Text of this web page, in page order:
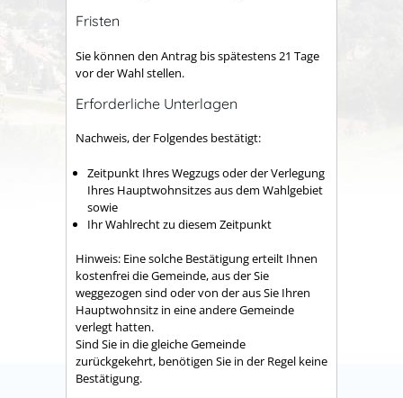
Fristen
Sie können den Antrag bis spätestens 21 Tage
vor der Wahl stellen.
Erforderliche Unterlagen
Nachweis, der Folgendes bestätigt:
Zeitpunkt Ihres Wegzugs oder der Verlegung
Ihres Hauptwohnsitzes aus dem Wahlgebiet
sowie
Ihr Wahlrecht zu diesem Zeitpunkt
Hinweis: Eine solche Bestätigung erteilt Ihnen
kostenfrei die Gemeinde, aus der Sie
weggezogen sind oder von der aus Sie Ihren
Hauptwohnsitz in eine andere Gemeinde
verlegt hatten.
Sind Sie in die gleiche Gemeinde
zurückgekehrt, benötigen Sie in der Regel keine
Bestätigung.